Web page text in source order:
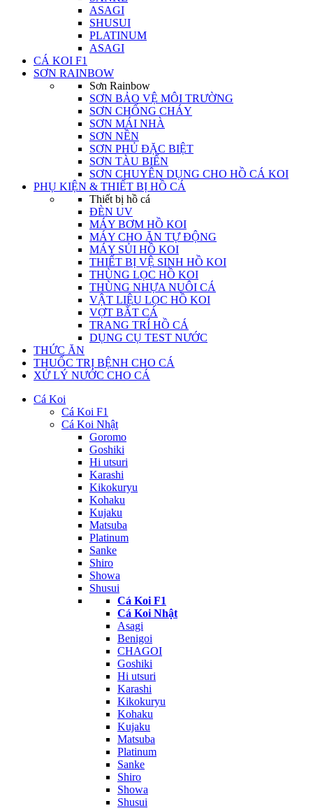
ASAGI
SHUSUI
PLATINUM
ASAGI
CÁ KOI F1
SƠN RAINBOW
Sơn Rainbow
SƠN BẢO VỆ MÔI TRƯỜNG
SƠN CHỐNG CHÁY
SƠN MÁI NHÀ
SƠN NỀN
SƠN PHỦ ĐẶC BIỆT
SƠN TÀU BIỂN
SƠN CHUYÊN DỤNG CHO HỒ CÁ KOI
PHỤ KIỆN & THIẾT BỊ HỒ CÁ
Thiết bị hồ cá
ĐÈN UV
MÁY BƠM HỒ KOI
MÁY CHO ĂN TỰ ĐỘNG
MÁY SỦI HỒ KOI
THIẾT BỊ VỆ SINH HỒ KOI
THÙNG LỌC HỒ KOI
THÙNG NHỰA NUÔI CÁ
VẬT LIỆU LỌC HỒ KOI
VỢT BẮT CÁ
TRANG TRÍ HỒ CÁ
DỤNG CỤ TEST NƯỚC
THỨC ĂN
THUỐC TRỊ BỆNH CHO CÁ
XỬ LÝ NƯỚC CHO CÁ
Cá Koi
Cá Koi F1
Cá Koi Nhật
Goromo
Goshiki
Hi utsuri
Karashi
Kikokuryu
Kohaku
Kujaku
Matsuba
Platinum
Sanke
Shiro
Showa
Shusui
Cá Koi F1
Cá Koi Nhật
Asagi
Benigoi
CHAGOI
Goshiki
Hi utsuri
Karashi
Kikokuryu
Kohaku
Kujaku
Matsuba
Platinum
Sanke
Shiro
Showa
Shusui